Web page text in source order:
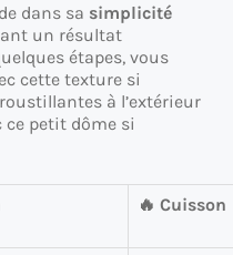
dans sa simplicité
un résultat
étapes, vous
cette texture si
à l’extérieur
ce petit dôme si
🔥 Cuisson